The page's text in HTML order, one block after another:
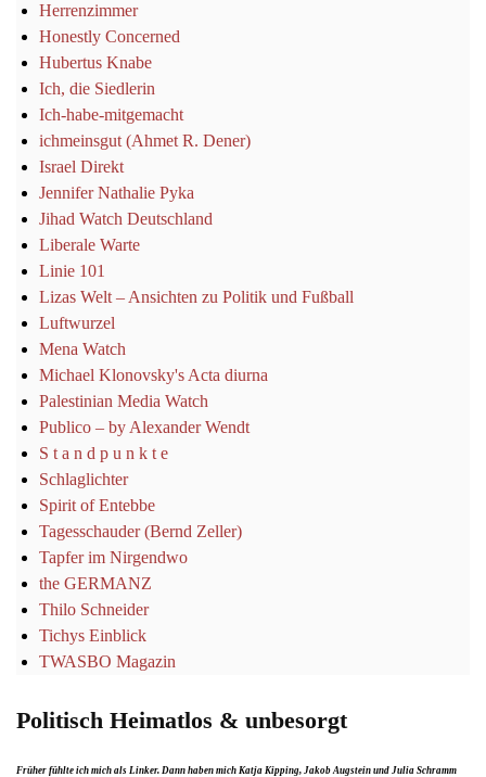
Herrenzimmer
Honestly Concerned
Hubertus Knabe
Ich, die Siedlerin
Ich-habe-mitgemacht
ichmeinsgut (Ahmet R. Dener)
Israel Direkt
Jennifer Nathalie Pyka
Jihad Watch Deutschland
Liberale Warte
Linie 101
Lizas Welt – Ansichten zu Politik und Fußball
Luftwurzel
Mena Watch
Michael Klonovsky's Acta diurna
Palestinian Media Watch
Publico – by Alexander Wendt
S t a n d p u n k t e
Schlaglichter
Spirit of Entebbe
Tagesschauder (Bernd Zeller)
Tapfer im Nirgendwo
the GERMANZ
Thilo Schneider
Tichys Einblick
TWASBO Magazin
Politisch Heimatlos & unbesorgt
Früher fühlte ich mich als Linker. Dann haben mich Katja Kipping, Jakob Augstein und Julia Schramm